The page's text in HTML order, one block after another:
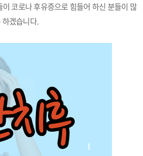
코로나 후유증으로 힘들어 하신 분들이 많
하겠습니다.